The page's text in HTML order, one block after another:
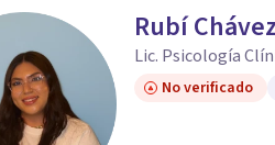
Rubí
Lic. Psicología
No verificado